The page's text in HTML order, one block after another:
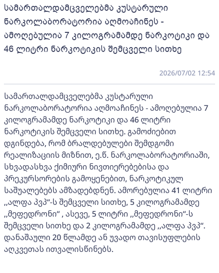
სამართალდამცველებმა კუსტარული
ნარკოლაბორატორია აღმოაჩინეს -
ამოღებულია 7 კილოგრამამდე ნარკოტიკი და
46 ლიტრი ნარკოტიკის შემცველი სითხე
2026/07/02 12:54
სამართალდამცველებმა კუსტარული
ნარკოლაბორატორია აღმოაჩინეს - ამოღებულია 7
კილოგრამამდე ნარკოტიკი და 46 ლიტრი
ნარკოტიკის შემცველი სითხე. გამოძიებით
დგინდება, რომ ბრალდებულები შემდგომი
რეალიზაციის მიზნით, ე.წ. ნარკოლაბორატორიაში,
სხვადასხვა ქიმიური ნივთიერებებისა და
პრეკურსორების გამოყენებით, ნარკოტიკულ
საშუალებებს ამზადებდნენ. ამორებულია 41 ლიტრი
,,ალფა პვპ“-ს შემცველი სითხე, 5 კილოგრამამდე
,,მეფედრონი“ , ასევე, 5 ლიტრი ,,მეფედრონი“-ს
შემცველი სითხე და 2 კილოგრამამდე ,,ალფა პვპ“.
დანაშაული 20 წლამდე ან უვადო თავისუფლების
აღკვეთას ითვალისწინებს.